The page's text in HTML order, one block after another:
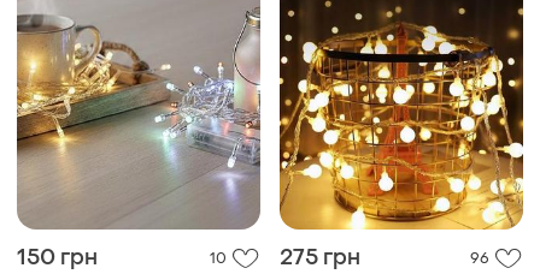
150 грн 10 275 грн 96